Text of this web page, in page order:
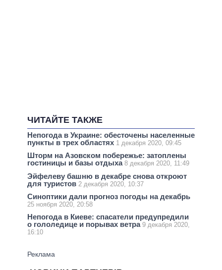
ЧИТАЙТЕ ТАКЖЕ
Непогода в Украине: обесточены населенные
пункты в трех областях 1 декабря 2020, 09:45
Шторм на Азовском побережье: затоплены
гостиницы и базы отдыха 8 декабря 2020, 11:49
Эйфелеву башню в декабре снова откроют
для туристов 2 декабря 2020, 10:37
Синоптики дали прогноз погоды на декабрь
25 ноября 2020, 20:58
Непогода в Киеве: спасатели предупредили
о гололедице и порывах ветра 9 декабря 2020,
16:10